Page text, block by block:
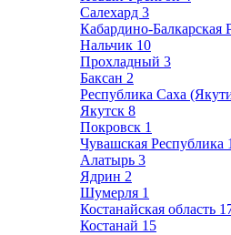
Салехард 3
Кабардино-Балкарская
Нальчик 10
Прохладный 3
Баксан 2
Республика Саха
Якутск 8
Покровск 1
Чувашская Республика
Алатырь 3
Ядрин 2
Шумерля 1
Костанайская область
Костанай 15